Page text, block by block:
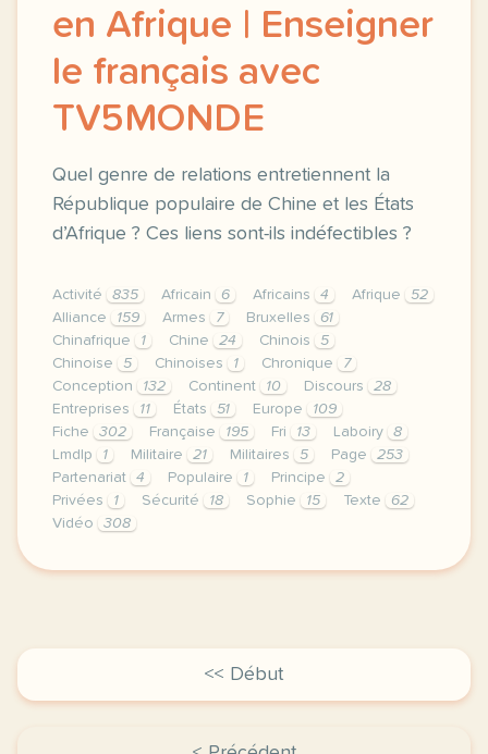
en Afrique | Enseigner
le français avec
TV5MONDE
Quel genre de relations entretiennent la
République populaire de Chine et les États
d’Afrique ? Ces liens sont-ils indéfectibles ?
Activité 835 Africain 6 Africains 4 Afrique
52
Alliance
159 Armes 7 Bruxelles
61
Chinafrique
1 Chine 24 Chinois
5
Chinoise
5 Chinoises 1 Chronique
7
Conception
132 Continent 10 Discours
28
Entreprises
11 États 51 Europe
109
Fiche
302 Française 195 Fri 13 Laboiry
8
Lmdlp
1 Militaire 21 Militaires 5 Page
253
Partenariat
4 Populaire 1 Principe
2
Privées
1 Sécurité 18 Sophie 15 Texte
62
Vidéo
308
continuer sans accepter le respect de votre vie
<< Début